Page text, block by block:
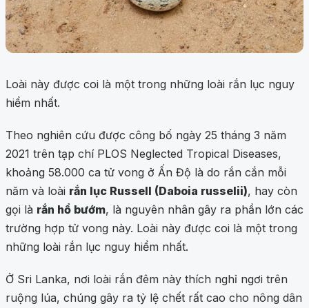
Loài này được coi là một trong những loài rắn lục nguy
hiểm nhất.
Theo nghiên cứu được công bố ngày 25 tháng 3 năm
2021 trên tạp chí PLOS Neglected Tropical Diseases,
khoảng 58.000 ca tử vong ở Ấn Độ là do rắn cắn mỗi
năm và loài rắn lục Russell (Daboia russelii), hay còn
gọi là rắn hổ bướm, là nguyên nhân gây ra phần lớn các
trường hợp tử vong này. Loài này được coi là một trong
những loài rắn lục nguy hiểm nhất.
Ở Sri Lanka, nơi loài rắn đêm này thích nghỉ ngơi trên
ruộng lúa, chúng gây ra tỷ lệ chết rất cao cho nông dân